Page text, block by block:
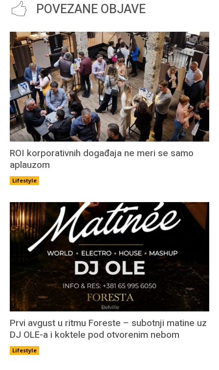
POVEZANE OBJAVE
ROI korporativnih događaja ne meri se samo
aplauzom
Lifestyle
Prvi avgust u ritmu Foreste – subotnji matine uz
DJ OLE-a i koktele pod otvorenim nebom
Lifestyle